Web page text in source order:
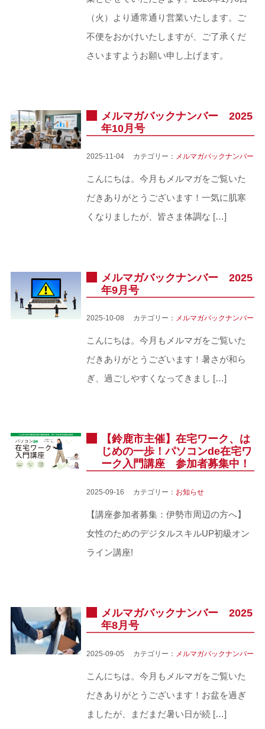
（火）より通常通り営業いたします。ご
不便をおかけいたしますが、ご了承くだ
さいますようお願い申し上げます。
メルマガバックナンバー 2025
年10月号
2025-11-04 カテゴリー： メルマガバックナンバー
こんにちは。今月もメルマガをご覧いた
だきありがとうございます！一気に肌寒
くなりましたが、皆さま体調な […]
メルマガバックナンバー 2025
年9月号
2025-10-08 カテゴリー： メルマガバックナンバー
こんにちは。今月もメルマガをご覧いた
だきありがとうございます！暑さが和ら
ぎ、過ごしやすくなってきまし […]
【鈴鹿市主催】在宅ワーク、は
じめの一歩！パソコンde在宅ワ
ーク入門講座 参加者募集中！
2025-09-16 カテゴリー： お知らせ
【講座参加者募集：伊勢市周辺の方へ】
女性のためのデジタルスキルUP初級オン
ライン講座!
メルマガバックナンバー 2025
年8月号
2025-09-05 カテゴリー： メルマガバックナンバー
こんにちは。今月もメルマガをご覧いた
だきありがとうございます！お盆を過ぎ
ましたが、まだまだ暑い日が続 […]